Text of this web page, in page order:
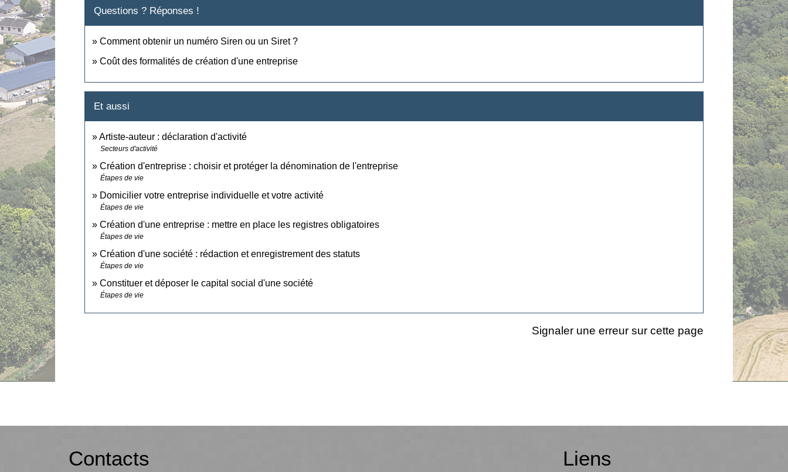
Questions ? Réponses !
Comment obtenir un numéro Siren ou un Siret ?
Coût des formalités de création d'une entreprise
Et aussi
Artiste-auteur : déclaration d'activité
Secteurs d'activité
Création d'entreprise : choisir et protéger la dénomination de l'entreprise
Étapes de vie
Domicilier votre entreprise individuelle et votre activité
Étapes de vie
Création d'une entreprise : mettre en place les registres obligatoires
Étapes de vie
Création d'une société : rédaction et enregistrement des statuts
Étapes de vie
Constituer et déposer le capital social d'une société
Étapes de vie
Signaler une erreur sur cette page
Contacts Liens